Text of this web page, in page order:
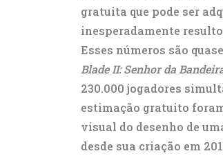
gratuita que pode ser
inesperadamente
Esses números são
Blade II: Senhor da
230.000 jogadores
estimação gratuito
visual do desenho de
desde sua criação em